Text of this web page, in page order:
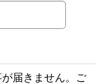
届きません。ご